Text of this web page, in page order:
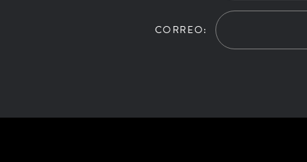
CORREO: